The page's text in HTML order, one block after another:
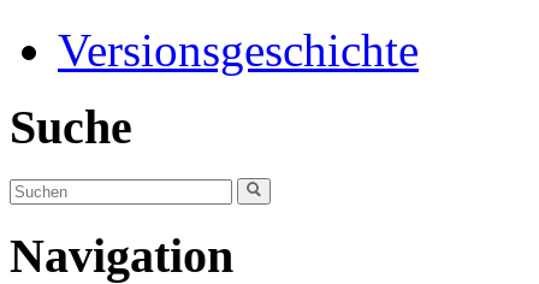
Versionsgeschichte
Suche
Navigation